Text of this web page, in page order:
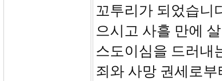
꼬투리가 되었습니
으시고 사흘 만에
스도이심을 드러내
죄와 사망 권세로